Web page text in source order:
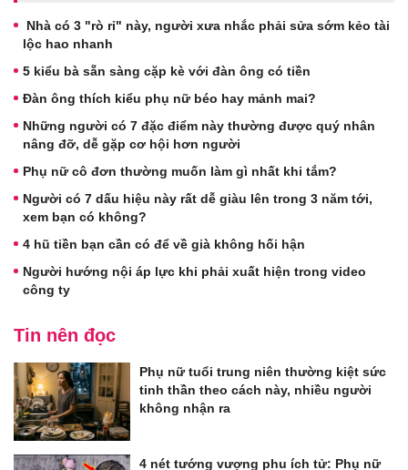
Nhà có 3 "rò rỉ" này, người xưa nhắc phải sửa sớm kẻo tài
lộc hao nhanh
5 kiểu bà sẵn sàng cặp kè với đàn ông có tiền
Đàn ông thích kiểu phụ nữ béo hay mảnh mai?
Những người có 7 đặc điểm này thường được quý nhân
nâng đỡ, dễ gặp cơ hội hơn người
Phụ nữ cô đơn thường muốn làm gì nhất khi tắm?
Người có 7 dấu hiệu này rất dễ giàu lên trong 3 năm tới,
xem bạn có không?
4 hũ tiền bạn cần có để về già không hối hận
Người hướng nội áp lực khi phải xuất hiện trong video
công ty
Tin nên đọc
Phụ nữ tuổi trung niên thường kiệt sức
tinh thần theo cách này, nhiều người
không nhận ra
4 nét tướng vượng phu ích tử: Phụ nữ